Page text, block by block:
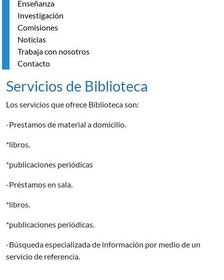
Enseñanza
Investigación
Comisiones
Noticias
Trabaja con nosotros
Contacto
Servicios de Biblioteca
Los servicios que ofrece Biblioteca son:
-Prestamos de material a domicilio.
*libros.
*publicaciones periódicas
-Préstamos en sala.
*libros.
*publicaciones periódicas.
-Búsqueda especializada de información por medio de un
servicio de referencia.